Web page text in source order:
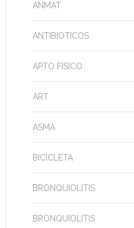
ANMAT
ANTIBIOTICOS
APTO FISICO
ART
ASMA
BICICLETA
BRONQUIOLITIS
BRONQUIOLITIS